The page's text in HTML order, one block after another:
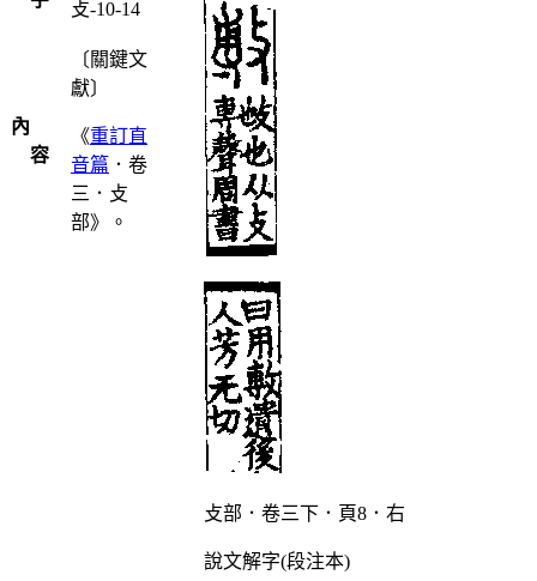
攴-10-14
內
容
〔關鍵文
獻〕
《重訂直
音篇 ．卷
三．攴
部》。
攴部．卷三下．頁8．右
說文解字(段注本)